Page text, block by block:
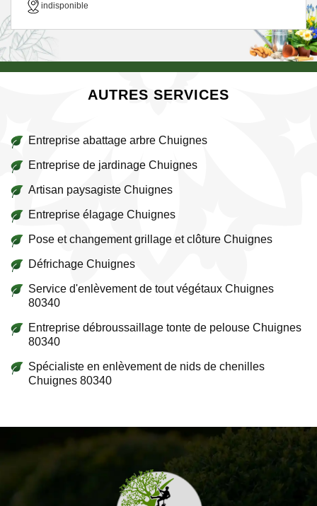
indisponible
AUTRES SERVICES
Entreprise abattage arbre Chuignes
Entreprise de jardinage Chuignes
Artisan paysagiste Chuignes
Entreprise élagage Chuignes
Pose et changement grillage et clôture Chuignes
Défrichage Chuignes
Service d'enlèvement de tout végétaux Chuignes
80340
Entreprise débroussaillage tonte de pelouse Chuignes
80340
Spécialiste en enlèvement de nids de chenilles
Chuignes 80340